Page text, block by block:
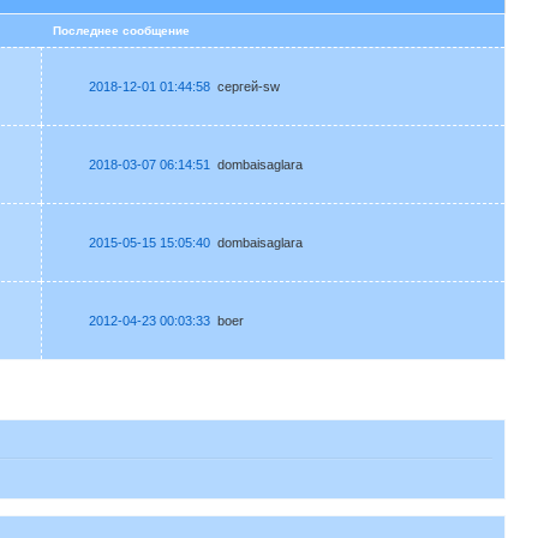
Последнее сообщение
2018-12-01 01:44:58 сергей-sw
2018-03-07 06:14:51 dombaisaglara
2015-05-15 15:05:40 dombaisaglara
2012-04-23 00:03:33 boer